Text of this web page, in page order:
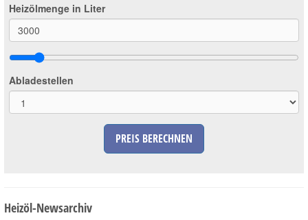
Heizölmenge in Liter
Abladestellen
PREIS BERECHNEN
Heizöl-Newsarchiv